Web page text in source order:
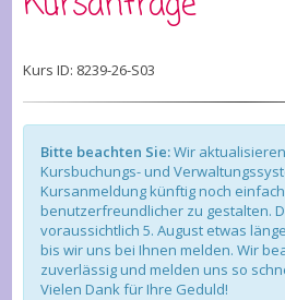
Kurs ID: 8239-26-S03
Bitte beachten Sie:Wir
Kursbuchungs- und
Kursanmeldung künftig noch
benutzerfreundlicher zu gestalten.
voraussichtlich 5. August etwas
bis wir uns bei Ihnen melden. Wir
zuverlässig und melden uns so
Vielen Dank für Ihre Geduld!